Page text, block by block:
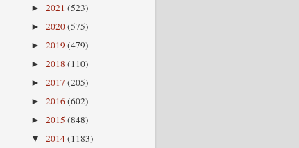
► 2021 (523)
► 2020(575)
► 2019(479)
► 2018 (110)
► 2017 (205)
► 2016(602)
► 2015 (848)
▼ 2014(1183)